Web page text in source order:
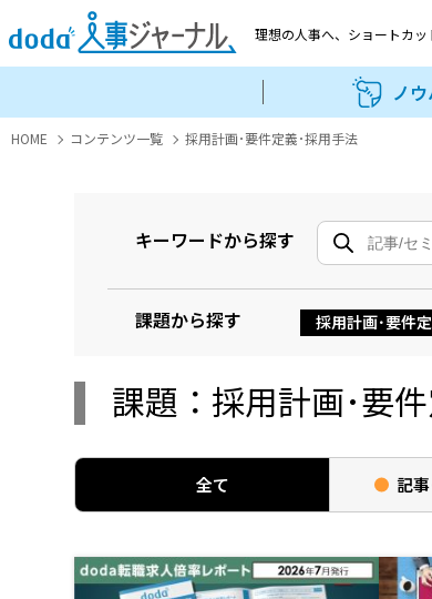
理想の人事へ、 ショートカッ
ノ
HOME コンテンツ一覧 採用計画･要件定義･採用手法
キーワードから探す
課題から探す 採用計画･要件
課題：採用計画･要
全て 記事